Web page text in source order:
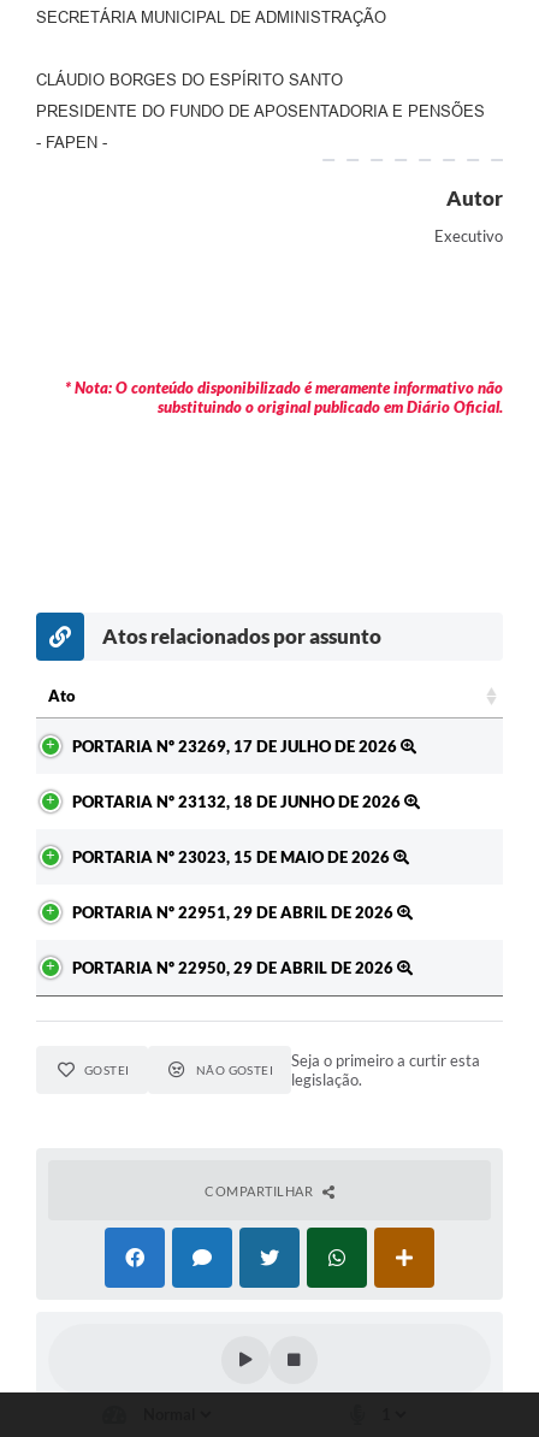
SECRETÁRIA MUNICIPAL DE ADMINISTRAÇÃO
CLÁUDIO BORGES DO ESPÍRITO SANTO
PRESIDENTE DO FUNDO DE APOSENTADORIA E PENSÕES
- FAPEN -
Autor
Executivo
* Nota: O conteúdo disponibilizado é meramente informativo não
substituindo o original publicado em Diário Oficial.
Atos relacionados por assunto
Ato
PORTARIA Nº 23269, 17 DE JULHO DE 2026
PORTARIA Nº 23132, 18 DE JUNHO DE 2026
PORTARIA Nº 23023, 15 DE MAIO DE 2026
PORTARIA Nº 22951, 29 DE ABRIL DE 2026
PORTARIA Nº 22950, 29 DE ABRIL DE 2026
GOSTEI NÃO GOSTEI
Seja o primeiro a curtir esta
legislação.
COMPARTILHAR